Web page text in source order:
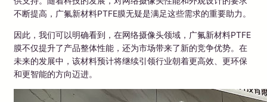
不断提高，广氟新材料PTFE膜无疑是满足这些需求的重要助力。
因此，我们可以明确看到，在网络摄像头领域，广氟新材料PTFE
膜不仅提升了产品整体性能，还为市场带来了新的竞争优势。在
未来的发展中，该材料预计将继续引领行业朝着更高效、更环保
和更智能的方向迈进。